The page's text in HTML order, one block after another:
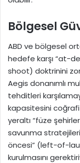
Bölgesel
ABD ve bölgesel
hedefe karşı “at-
shoot) doktrinini
Aegis donanımlı
tehditleri
kapasitesini
yeraltı “füze
savunma
öncesi” (left-of-
kurulmasını